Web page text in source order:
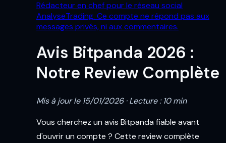
Rédacteur en chef pour le réseau social
AnalyseTrading. Ce compte ne répond pas aux
messages privés, ni aux commentaires.
Avis Bitpanda 2026 :
Notre Review Complète
Mis à jour le 15/01/2026 · Lecture : 10 min
Vous cherchez un avis Bitpanda fiable avant
d'ouvrir un compte ? Cette review complète